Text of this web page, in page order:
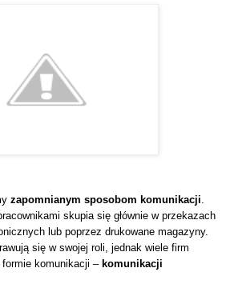
zapomnianym sposobom komunikacji
skupia się głównie w przekazach
lub poprzez drukowane magazyny.
się w swojej roli, jednak wiele firm
komunikacji – komunikacji